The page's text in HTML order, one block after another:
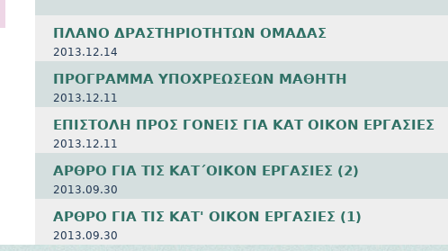
ΠΛΑΝΟ ΔΡΑΣΤΗΡΙΟΤΗΤΩΝ ΟΜΑΔΑΣ
2013.12.14
ΠΡΟΓΡΑΜΜΑ ΥΠΟΧΡΕΩΣΕΩΝ ΜΑΘΗΤΗ
2013.12.11
ΕΠΙΣΤΟΛΗ ΠΡΟΣ ΓΟΝΕΙΣ ΓΙΑ ΚΑΤ ΟΙΚΟΝ ΕΡΓΑΣΙΕΣ
2013.12.11
ΑΡΘΡΟ ΓΙΑ ΤΙΣ ΚΑΤ΄ΟΙΚΟΝ ΕΡΓΑΣΙΕΣ (2)
2013.09.30
ΑΡΘΡΟ ΓΙΑ ΤΙΣ ΚΑΤ' ΟΙΚΟΝ ΕΡΓΑΣΙΕΣ (1)
2013.09.30